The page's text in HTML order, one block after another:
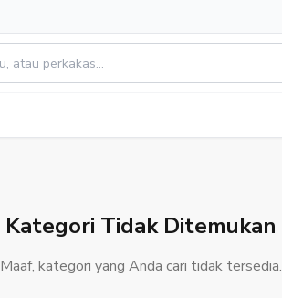
Kategori Tidak Ditemukan
Maaf, kategori yang Anda cari tidak tersedia.